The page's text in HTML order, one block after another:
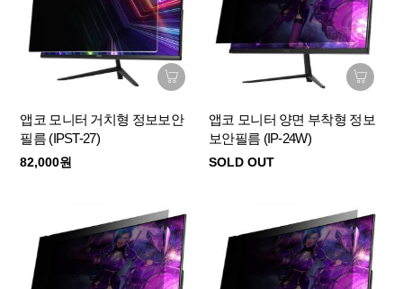
앱코 모니터 거치형 정보보안
필름 (IPST-27)
82,000원
앱코 모니터 양면 부착형 정보
보안필름 (IP-24W)
SOLD OUT